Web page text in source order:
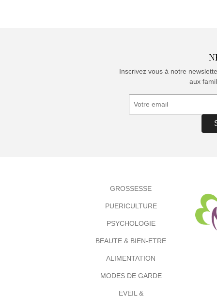
Inscrivez vous à notre
aux
GROSSESSE
PUERICULTURE
PSYCHOLOGIE
BEAUTE & BIEN-ETRE
ALIMENTATION
MODES DE GARDE
EVEIL &